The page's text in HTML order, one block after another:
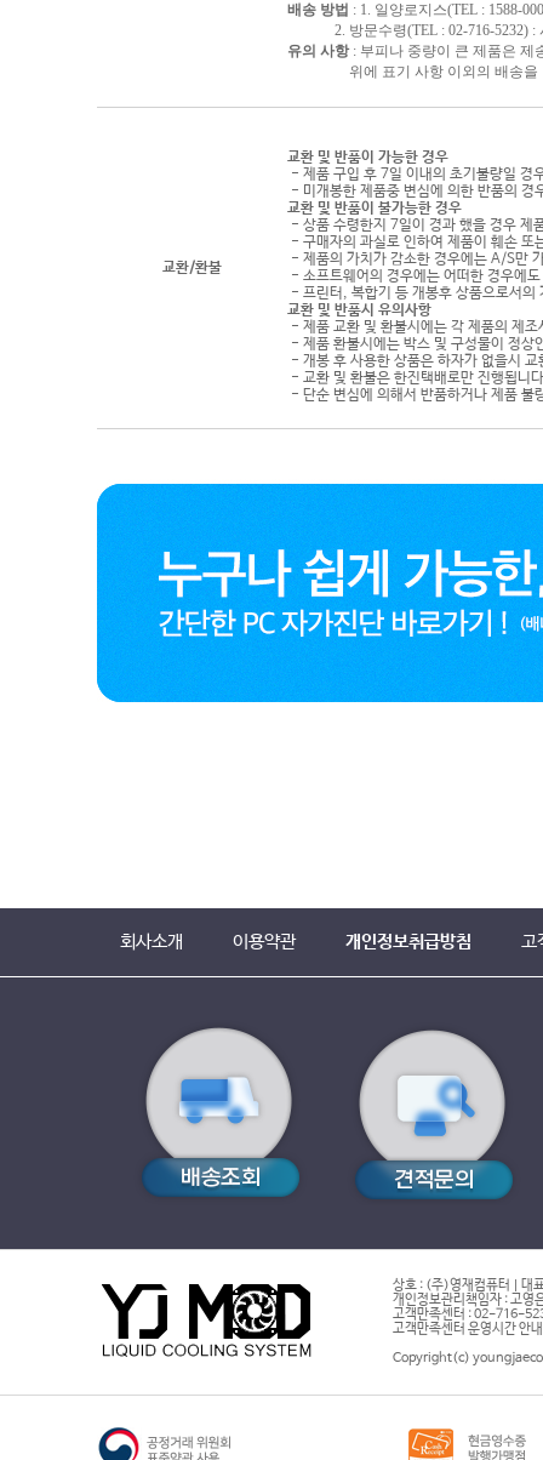
배송 방법 : 1. 일양로지스(TEL : 1588-
2. 방문수령(TEL : 02-716-5232) :
유의 사항: 부피나 중량이 큰 제품은 제
위에 표기 사항 이외의 배송을 원
교환/환불
교환 및 반품이 가능한 경우
- 제품 구입 후 7일 이내의 초기불량일 경
- 미개봉한 제품중 변심에 의한 반품의 경
교환 및 반품이 불가능한 경우
- 상품 수령한지 7일이 경과 했을 경우 제
- 구매자의 과실로 인하여 제품이 훼손 또
- 제품의 가치가 감소한 경우에는 A/S만
- 소프트웨어의 경우에는 어떠한 경우에
- 프린터, 복합기 등 개봉후 상품으로서의
교환 및 반품시 유의사항
- 제품 교환 및 환불시에는 각 제품의 제
- 제품 환불시에는 박스 및 구성물이 정상
- 개봉 후 사용한 상품은 하자가 없을시
- 교환 및 환불은 한진택배로만 진행됩니
- 단순 변심에 의해서 반품하거나 제품
회사소개 이용약관 개인정보취급방침 고
상호 : (주)영재컴퓨터 | 대
개인정보관리책임자 : 고영
고객만족센터 : 02-716-
고객만족센터 운영시간 안
Copyright(c)